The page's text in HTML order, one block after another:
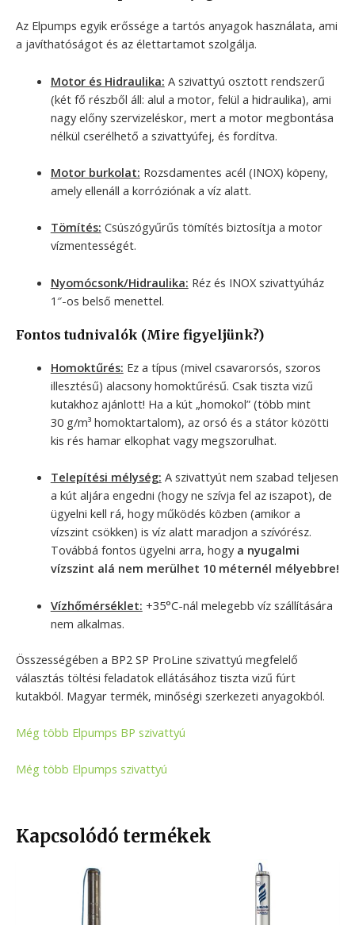
Az Elpumps egyik erőssége a tartós anyagok használata, ami
a javíthatóságot és az élettartamot szolgálja.
Motor és Hidraulika: A szivattyú osztott rendszerű
(két fő részből áll: alul a motor, felül a hidraulika), ami
nagy előny szervizeléskor, mert a motor megbontása
nélkül cserélhető a szivattyúfej, és fordítva.
Motor burkolat: Rozsdamentes acél (INOX) köpeny,
amely ellenáll a korróziónak a víz alatt.
Tömítés: Csúszógyűrűs tömítés biztosítja a motor
vízmentességét.
Nyomócsonk/Hidraulika: Réz és INOX szivattyúház
1″-os belső menettel.
Fontos tudnivalók (Mire figyeljünk?)
Homoktűrés: Ez a típus (mivel csavarorsós, szoros
illesztésű) alacsony homoktűrésű. Csak tiszta vizű
kutakhoz ajánlott! Ha a kút „homokol” (több mint
30 g/m³ homoktartalom), az orsó és a státor közötti
kis rés hamar elkophat vagy megszorulhat.
Telepítési mélység: A szivattyút nem szabad teljesen
a kút aljára engedni (hogy ne szívja fel az iszapot), de
ügyelni kell rá, hogy működés közben (amikor a
vízszint csökken) is víz alatt maradjon a szívórész.
Továbbá fontos ügyelni arra, hogy a nyugalmi
vízszint alá nem merülhet 10 méternél mélyebbre!
Vízhőmérséklet: +35°C-nál melegebb víz szállítására
nem alkalmas.
Összességében a BP2 SP ProLine szivattyú megfelelő
választás töltési feladatok ellátásához tiszta vizű fúrt
kutakból. Magyar termék, minőségi szerkezeti anyagokból.
Még több Elpumps BP szivattyú
Még több Elpumps szivattyú
Kapcsolódó termékek